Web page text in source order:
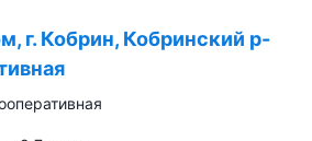
г. Кобрин, Кобринский р-